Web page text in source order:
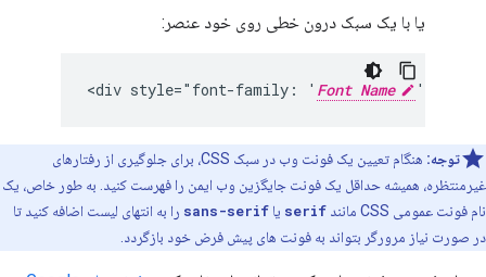
یا با یک سبک درون خطی روی خود عنصر:
<div style="font-family: ' Font Name ',
توجه:
هنگام تعیین یک فونت وب در سبک CSS، برای جلوگیری از رفتارهای
غیرمنتظره، همیشه حداقل یک فونت جایگزین وب ایمن را فهرست کنید. به طور خاص، یک
نام فونت عمومی CSS مانند
serif یا sans-serif را به انتهای لیست اضافه کنید تا
در صورت نیاز مرورگر بتواند به فونت های پیش فرض خود بازگردد.